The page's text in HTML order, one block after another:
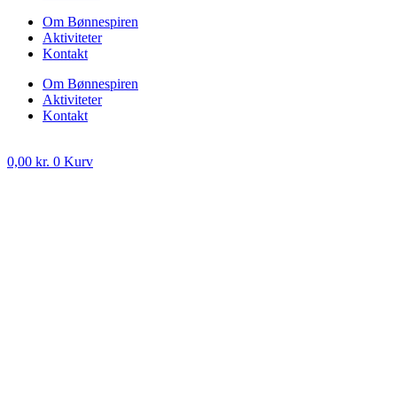
Om Bønnespiren
Aktiviteter
Kontakt
Om Bønnespiren
Aktiviteter
Kontakt
0,00 kr. 0 Kurv